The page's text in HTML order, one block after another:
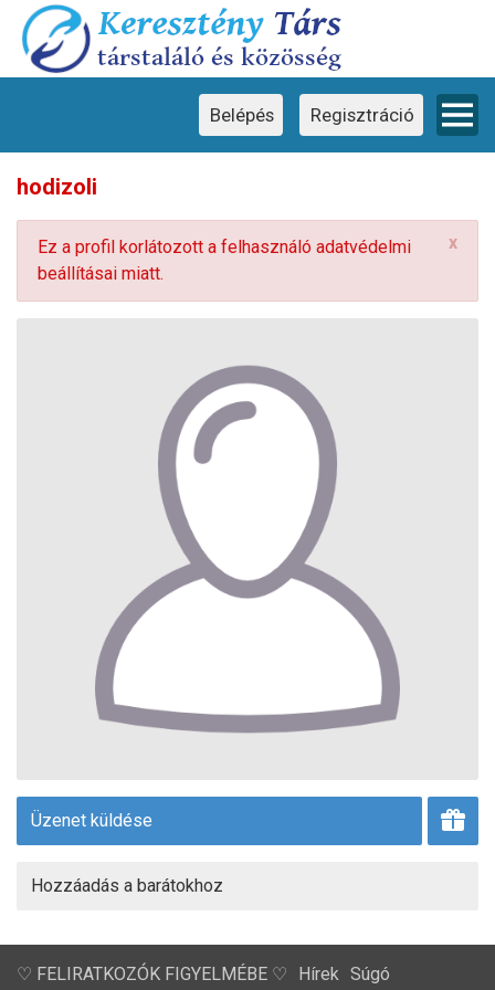
Belépés Regisztráció
hodizoli
x
Ez a profil korlátozott a felhasználó adatvédelmi
beállításai miatt.
Üzenet küldése
Hozzáadás a barátokhoz
♡ FELIRATKOZÓK FIGYELMÉBE ♡ Hírek Súgó
Ez a weboldal cookie-kat használ
Ez a weboldal cookie-kat használ a
felhasználói élmény javítása érdekében.
Weboldalunk használatával Ön hozzájárul a
cookie-k használatához.